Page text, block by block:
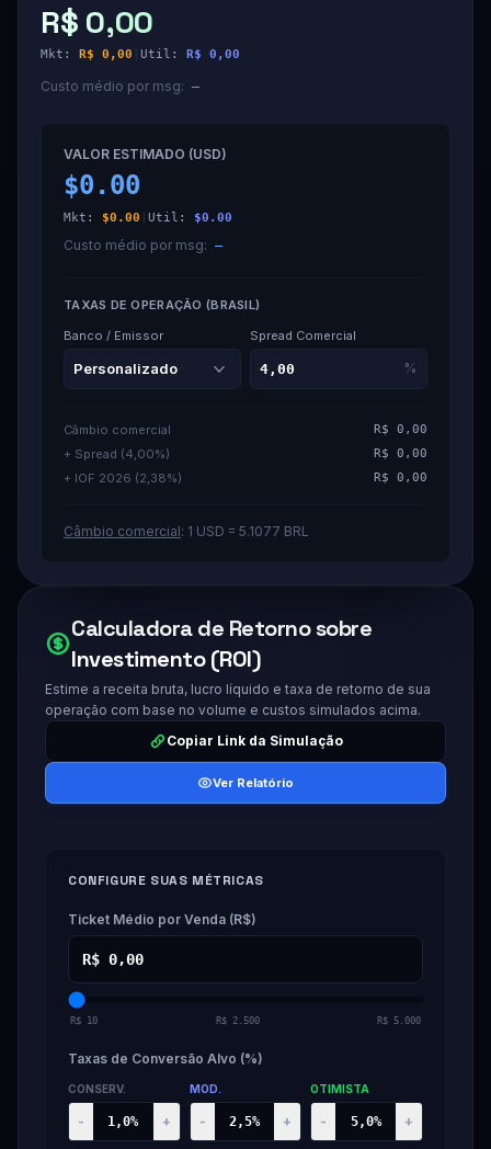
R$ 0,00
Mkt: R$ 0,00 Util: R$ 0,00
Custo médio por msg: —
VALOR ESTIMADO (USD)
$0.00
Mkt: $0.00 Util: $0.00
Custo médio por msg: —
TAXAS DE OPERAÇÃO (BRASIL)
Banco / Emissor
Spread Comercial
%
Câmbio comercial R$ 0,00
+ Spread (4,00%) R$ 0,00
+ IOF 2026 (2,38%) R$ 0,00
Câmbio comercial: 1 USD = 5.1077 BRL
Calculadora de Retorno sobre
Investimento (ROI)
Estime a receita bruta, lucro líquido e taxa de retorno de sua
operação com base no volume e custos simulados acima.
Copiar Link da Simulação
Ver Relatório
CONFIGURE SUAS MÉTRICAS
Ticket Médio por Venda (R$)
R$ 10 R$ 2.500 R$ 5.000
Taxas de Conversão Alvo (%)
CONSERV.
- +
MOD.
- +
OTIMISTA
- +